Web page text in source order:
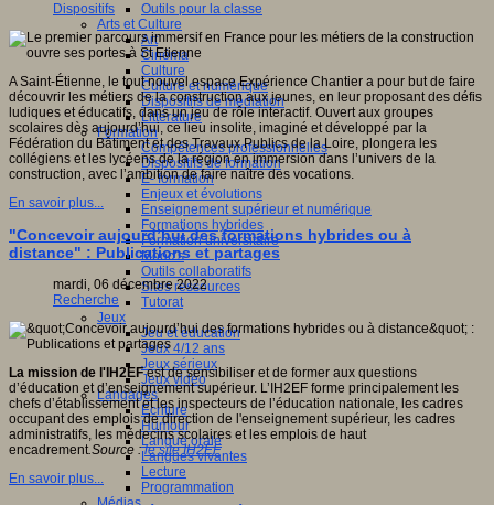
Outils pour la classe
Arts et Culture
Art
Cinéma
Culture
Culture et numérique
Dispositifs de médiation
Littérature
Formation
Compétences professionnelles
Dispositifs de formation
E- formation
Enjeux et évolutions
Enseignement supérieur et numérique
Formations hybrides
Formation universitaire
Mooc’s
Outils collaboratifs
Sites ressources
Tutorat
Jeux
Jeu et éducation
Jeux 4/12 ans
Jeux sérieux
Jeux vidéo
Langages
Ecriture
Humour
Langue orale
Langues vivantes
Lecture
Programmation
Dispositifs
A Saint-Étienne, le tout nouvel espace Expérience Chantier a pour but de faire
découvrir les métiers de la construction aux jeunes, en leur proposant des défis
ludiques et éducatifs, dans un jeu de rôle interactif. Ouvert aux groupes
scolaires dès aujourd’hui, ce lieu insolite, imaginé et développé par la
Fédération du Bâtiment et des Travaux Publics de la Loire, plongera les
collégiens et les lycéens de la région en immersion dans l’univers de la
construction, avec l’ambition de faire naître des vocations.
En savoir plus...
"Concevoir aujourd’hui des formations hybrides ou à
distance" : Publications et partages
mardi, 06 décembre 2022
Recherche
La mission de l'IH2EFest de sensibiliser et de former aux questions
d’éducation et d’enseignement supérieur. L’IH2EF forme principalement les
chefs d’établissement et les inspecteurs de l’éducation nationale, les cadres
occupant des emplois de direction de l'enseignement supérieur, les cadres
administratifs, les médecins scolaires et les emplois de haut
encadrement.Source :le site IH2EF
En savoir plus...